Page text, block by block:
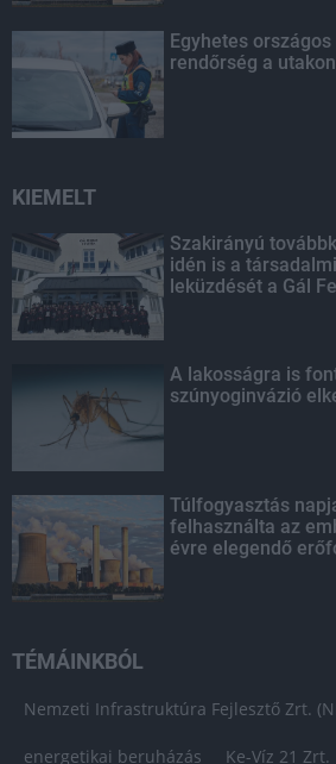
Egyhetes
rendőrség a utakon
KIEMELT
Szakirányú
idén is a
leküzdését a Gál
A lakosságra is
szúnyoginvázió
Túlfogyasztás
felhasználta az
évre elegendő
TÉMÁINKBÓL
Nemzeti Infrastruktúra Fejlesztő Zrt.
energetikai beruházás Ke-Víz 21 Zrt.